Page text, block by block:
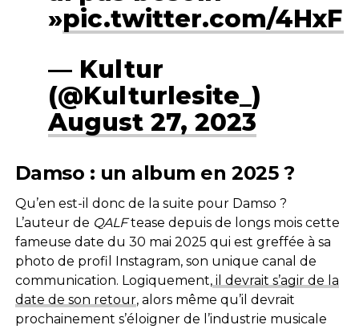
»pic.twitter.com/
— Kultur
(@Kulturlesite_)
August 27, 2023
Damso : un album en 2025 ?
Qu’en est-il donc de la suite pour Damso ?
L’auteur de QALFtease depuis de longs mois cette
fameuse date du 30 mai 2025 qui est greffée à sa
photo de profil Instagram, son unique canal de
communication. Logiquement,il devrait s’agir de la
date de son retour, alors même qu’il devrait
prochainement s’éloigner de l’industrie musicale